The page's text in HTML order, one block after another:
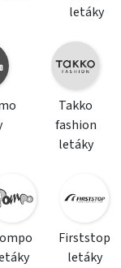
letáky
Takko
fashion
letáky
Firststop
letáky